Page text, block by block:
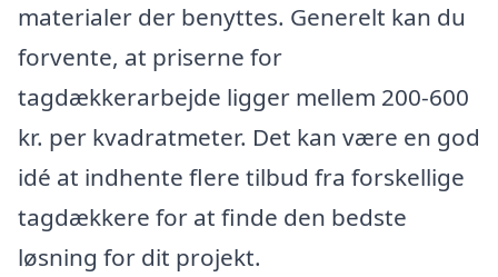
materialer der benyttes. Generelt kan du
forvente, at priserne for
tagdækkerarbejde ligger mellem 200-600
kr. per kvadratmeter. Det kan være en god
idé at indhente flere tilbud fra forskellige
tagdækkere for at finde den bedste
løsning for dit projekt.